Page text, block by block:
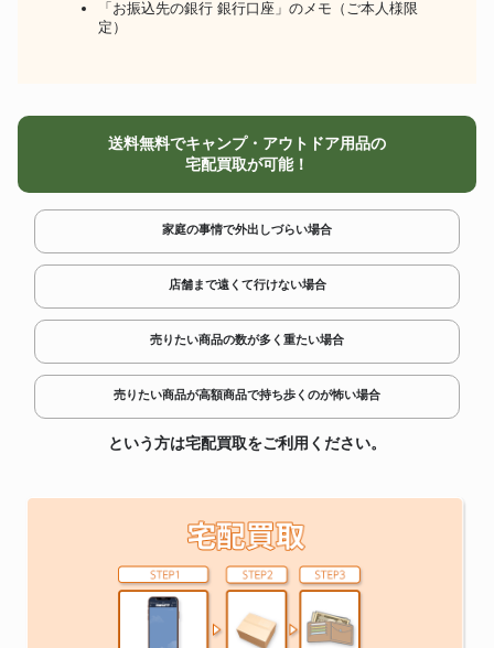
「お振込先の銀行 銀行口座」のメモ（ご本人様限
定）
送料無料でキャンプ・アウトドア用品の
宅配買取が可能！
家庭の事情で外出しづらい場合
店舗まで遠くて行けない場合
売りたい商品の数が多く重たい場合
売りたい商品が高額商品で持ち歩くのが怖い場合
という方は宅配買取をご利用ください。